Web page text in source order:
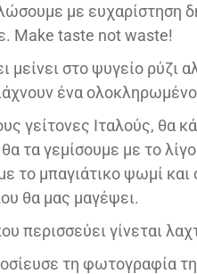
με ευχαρίστηση
Μake taste not waste!
μείνει στο ψυγείο ρύζι
ένα
γείτονες Ιταλούς, θα
τα γεμίσουμε με το
το μπαγιάτικο ψωμί και
θα μας μαγέψει.
περισσεύει γίνεται
τη φωτογραφία